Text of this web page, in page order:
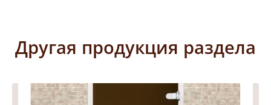
Другая продукция раздела